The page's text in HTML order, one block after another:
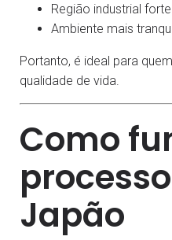
Região industrial forte
Ambiente mais
Portanto, é ideal para
qualidade de vida.
Como
Japão